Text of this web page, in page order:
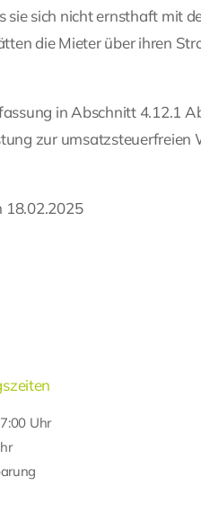
sich nicht ernsthaft mit
die Mieter über ihren
in Abschnitt 4.12.1
zur
18.02.2025
Uhr